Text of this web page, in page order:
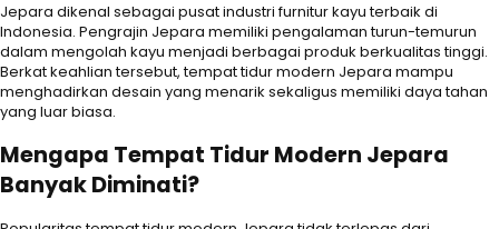
Jepara dikenal sebagai pusat industri furnitur kayu terbaik di
Indonesia. Pengrajin Jepara memiliki pengalaman turun-temurun
dalam mengolah kayu menjadi berbagai produk berkualitas tinggi.
Berkat keahlian tersebut, tempat tidur modern Jepara mampu
menghadirkan desain yang menarik sekaligus memiliki daya tahan
yang luar biasa.
Mengapa Tempat Tidur Modern Jepara
Banyak Diminati?